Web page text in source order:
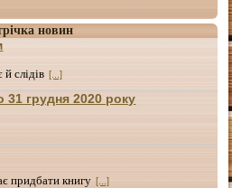
новин
[...]
грудня 2020 року
книгу [...]